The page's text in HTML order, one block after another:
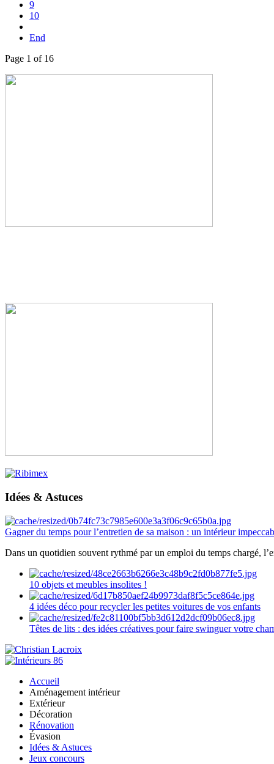
9
10
End
Page 1 of 16
Idées & Astuces
Gagner du temps pour l’entretien de sa maison : un intérieur
Dans un quotidien souvent rythmé par un emploi du temps chargé,
10 objets et meubles insolites !
4 idées déco pour recycler les petites voitures de vos enfants
Têtes de lits : des idées créatives pour faire swinguer votre
Accueil
Aménagement intérieur
Extérieur
Décoration
Rénovation
Évasion
Idées & Astuces
Jeux concours